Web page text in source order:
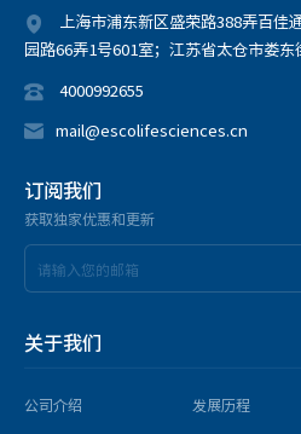
上海市浦东新区盛荣路388弄百佳
园路66弄1号601室；江苏省太仓市娄
4000992655
mail@escolifesciences.cn
订阅我们
获取独家优惠和更新
关于我们
公司介绍 发展历程